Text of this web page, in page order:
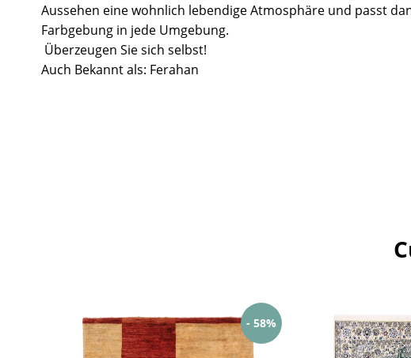
Aussehen eine wohnlich lebendige Atmosphäre und passt
Farbgebung in jede Umgebung.
Überzeugen Sie sich selbst!
Auch Bekannt als: Ferahan
- 58%